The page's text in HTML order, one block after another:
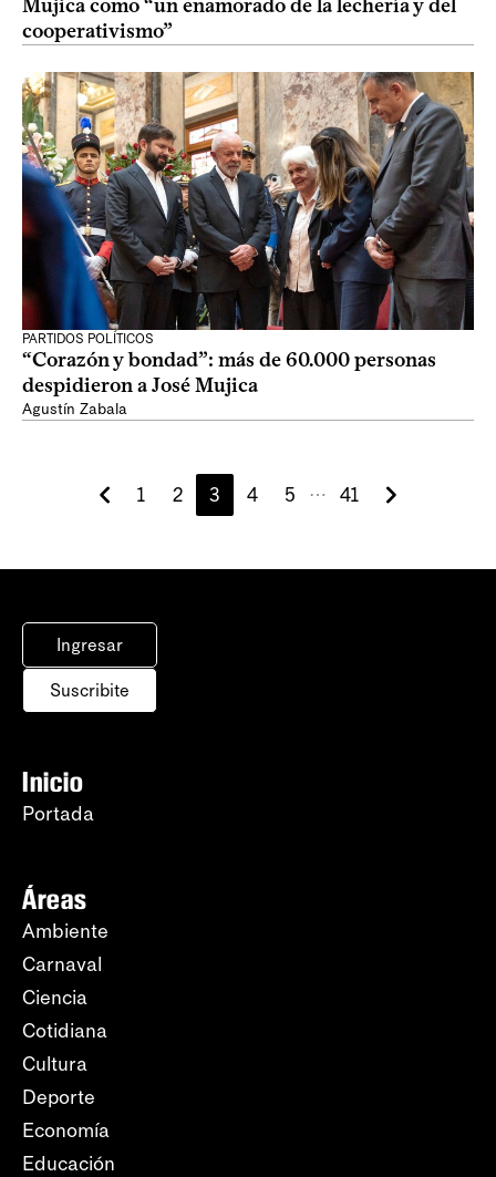
Mujica como “un enamorado de la lechería y del
cooperativismo”
PARTIDOS POLÍTICOS
“Corazón y bondad”: más de 60.000 personas
despidieron a José Mujica
Agustín Zabala
1 2 3 4 5 ⋯ 41
Ingresar
Suscribite
Inicio
Portada
Áreas
Ambiente
Carnaval
Ciencia
Cotidiana
Cultura
Deporte
Economía
Educación